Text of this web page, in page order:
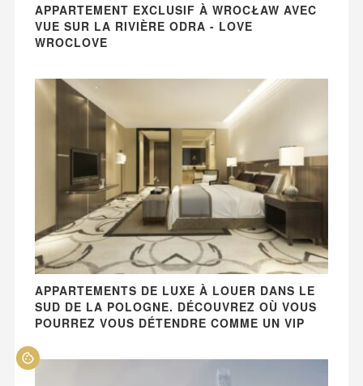
APPARTEMENT EXCLUSIF À WROCŁAW AVEC
VUE SUR LA RIVIÈRE ODRA - LOVE
WROCLOVE
APPARTEMENTS DE LUXE À LOUER DANS LE
SUD DE LA POLOGNE. DÉCOUVREZ OÙ VOUS
POURREZ VOUS DÉTENDRE COMME UN VIP